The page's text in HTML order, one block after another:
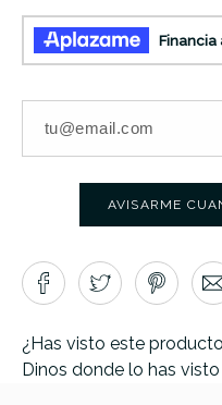
AVISARME
¿Has visto este
Dinos donde lo has